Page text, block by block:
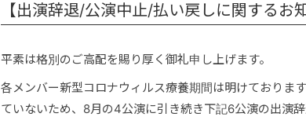
【出演辞退/公演中止/払い戻しに関するお
平素は格別のご高配を賜り厚く御礼申し上げます。
各メンバー新型コロナウィルス療養期間は明けておりま
ていないため、8月の4公演に引き続き下記6公演の出演